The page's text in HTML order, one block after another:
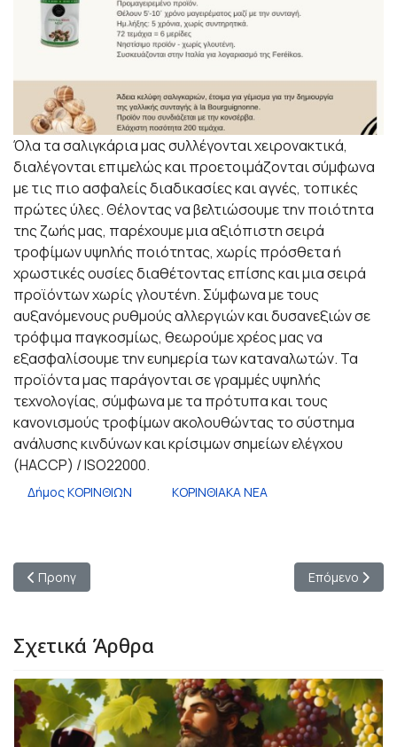
Όλα τα σαλιγκάρια μας συλλέγονται χειρονακτικά,
διαλέγονται επιμελώς και προετοιμάζονται σύμφωνα
με τις πιο ασφαλείς διαδικασίες και αγνές, τοπικές
πρώτες ύλες. Θέλοντας να βελτιώσουμε την ποιότητα
της ζωής μας, παρέχουμε μια αξιόπιστη σειρά
τροφίμων υψηλής ποιότητας, χωρίς πρόσθετα ή
χρωστικές ουσίες διαθέτοντας επίσης και μια σειρά
προϊόντων χωρίς γλουτένη. Σύμφωνα με τους
αυξανόμενους ρυθμούς αλλεργιών και δυσανεξιών σε
τρόφιμα παγκοσμίως, θεωρούμε χρέος μας να
εξασφαλίσουμε την ευημερία των καταναλωτών. Τα
προϊόντα μας παράγονται σε γραμμές υψηλής
τεχνολογίας, σύμφωνα με τα πρότυπα και τους
κανονισμούς τροφίμων ακολουθώντας το σύστημα
ανάλυσης κινδύνων και κρίσιμων σημείων ελέγχου
(HACCP) / ISO22000.
Δήμος ΚΟΡΙΝΘΙΩΝ ΚΟΡΙΝΘΙΑΚΑ ΝΕΑ
Προηγούμενο άρθρο: Το ταξίδι συνεχίζεται με θριάμβους για
Προηγ Επόμενο
Επόμενο
Σχετικά Άρθρα